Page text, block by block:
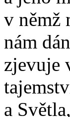
v němž
nám
zjevuje
a